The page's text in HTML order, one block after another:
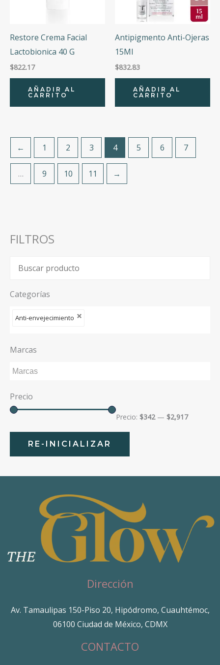
Restore Crema Facial
Lactobionica 40 G
$822.17
AÑADIR AL
CARRITO
Antipigmento Anti-Ojeras
15Ml
$832.83
AÑADIR AL
CARRITO
← 1 2 3 4 5 6 7
… 9 10 11 →
FILTROS
Categorías
Anti-envejecimiento
Marcas
Precio
Precio: $342— $2,917
RE-INICIALIZAR
Dirección
Av. Tamaulipas 150-Piso 20, Hipódromo, Cuauhtémoc,
06100 Ciudad de México, CDMX
CONTACTO